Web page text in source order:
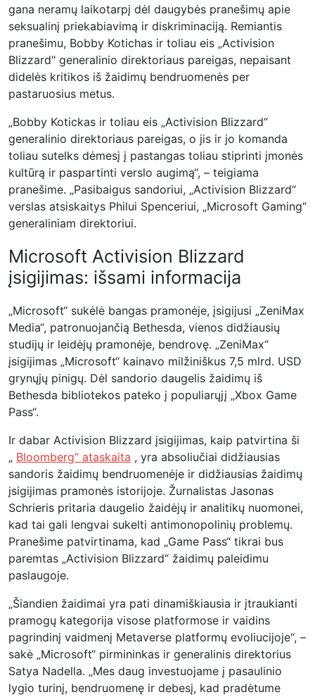
gana neramų laikotarpį dėl daugybės pranešimų apie
seksualinį priekabiavimą ir diskriminaciją. Remiantis
pranešimu, Bobby Kotichas ir toliau eis „Activision
Blizzard“ generalinio direktoriaus pareigas, nepaisant
didelės kritikos iš žaidimų bendruomenės per
pastaruosius metus.
„Bobby Kotickas ir toliau eis „Activision Blizzard“
generalinio direktoriaus pareigas, o jis ir jo komanda
toliau sutelks dėmesį į pastangas toliau stiprinti įmonės
kultūrą ir paspartinti verslo augimą“, – teigiama
pranešime. „Pasibaigus sandoriui, „Activision Blizzard“
verslas atsiskaitys Philui Spenceriui, „Microsoft Gaming“
generaliniam direktoriui.
Microsoft Activision Blizzard
įsigijimas: išsami informacija
„Microsoft“ sukėlė bangas pramonėje, įsigijusi „ZeniMax
Media“, patronuojančią Bethesda, vienos didžiausių
studijų ir leidėjų pramonėje, bendrovę. „ZeniMax“
įsigijimas „Microsoft“ kainavo milžiniškus 7,5 mlrd. USD
grynųjų pinigų. Dėl sandorio daugelis žaidimų iš
Bethesda bibliotekos pateko į populiarųjį „Xbox Game
Pass“.
Ir dabar Activision Blizzard įsigijimas, kaip patvirtina ši
„ Bloomberg“ ataskaita , yra absoliučiai didžiausias
sandoris žaidimų bendruomenėje ir didžiausias žaidimų
įsigijimas pramonės istorijoje. Žurnalistas Jasonas
Schrieris pritaria daugelio žaidėjų ir analitikų nuomonei,
kad tai gali lengvai sukelti antimonopolinių problemų.
Pranešime patvirtinama, kad „Game Pass“ tikrai bus
paremtas „Activision Blizzard“ žaidimų paleidimu
paslaugoje.
„Šiandien žaidimai yra pati dinamiškiausia ir įtraukianti
pramogų kategorija visose platformose ir vaidins
pagrindinį vaidmenį Metaverse platformų evoliucijoje“, –
sakė „Microsoft“ pirmininkas ir generalinis direktorius
Satya Nadella. „Mes daug investuojame į pasaulinio
lygio turinį, bendruomenę ir debesį, kad pradėtume